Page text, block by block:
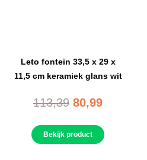
Leto fontein 33,5 x 29 x
11,5 cm keramiek glans wit
113,39 80,99
Bekijk product